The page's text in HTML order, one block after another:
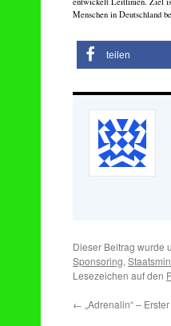
Menschen in Deutschland
teilen
Dieser Beitrag wurde
Sponsoring,
Lesezeichen auf den
← „Adrenalin“ –